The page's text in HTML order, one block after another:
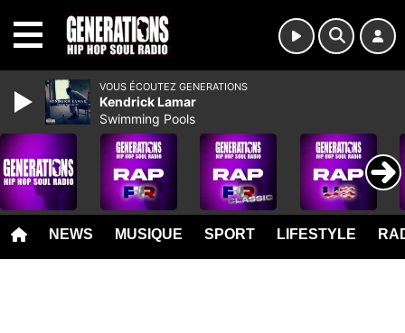
NEWS MUSIQUE SPORT LIFESTYLE
VOUS ÉCOUTEZ GENERATIONS
Kendrick Lamar
Swimming Pools